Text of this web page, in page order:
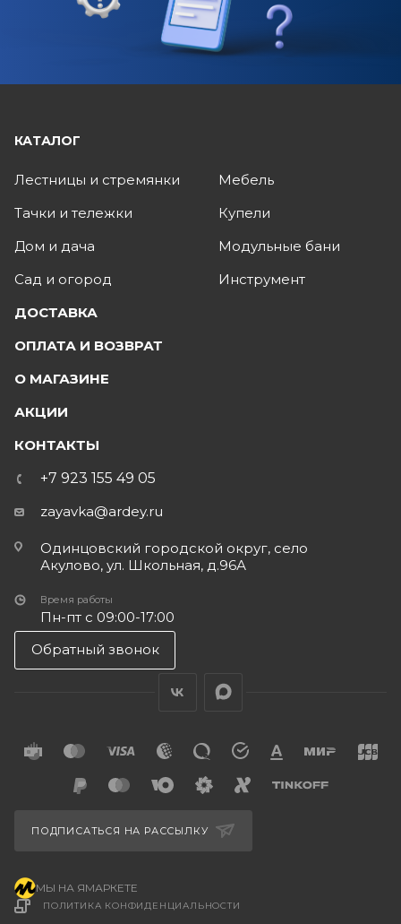
КАТАЛОГ
Лестницы и стремянки
Тачки и тележки
Дом и дача
Сад и огород
Мебель
Купели
Модульные бани
Инструмент
ДОСТАВКА
ОПЛАТА И ВОЗВРАТ
О МАГАЗИНЕ
АКЦИИ
КОНТАКТЫ
+7 923 155 49 05
zayavka@ardey.ru
Одинцовский городской округ, село
Акулово, ул. Школьная, д.96А
Время работы
Пн-пт с 09:00-17:00
Обратный звонок
ПОЛИТИКА КОНФИДЕНЦИАЛЬНОСТИ
ПОДПИСАТЬСЯ НА РАССЫЛКУ
МЫ НА ЯМАРКЕТЕ